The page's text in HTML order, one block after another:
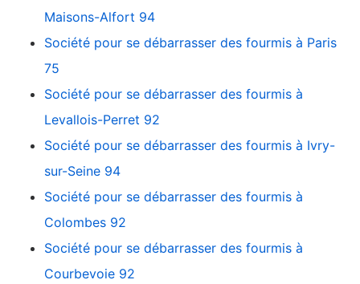
Maisons-Alfort 94
Société pour se débarrasser des fourmis à Paris
75
Société pour se débarrasser des fourmis à
Levallois-Perret 92
Société pour se débarrasser des fourmis à Ivry-
sur-Seine 94
Société pour se débarrasser des fourmis à
Colombes 92
Société pour se débarrasser des fourmis à
Courbevoie 92